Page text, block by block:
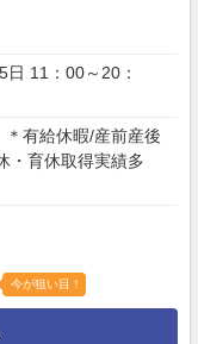
11：00～20：
＊有給休暇/産前産後
・育休取得実績多
今が狙い目！